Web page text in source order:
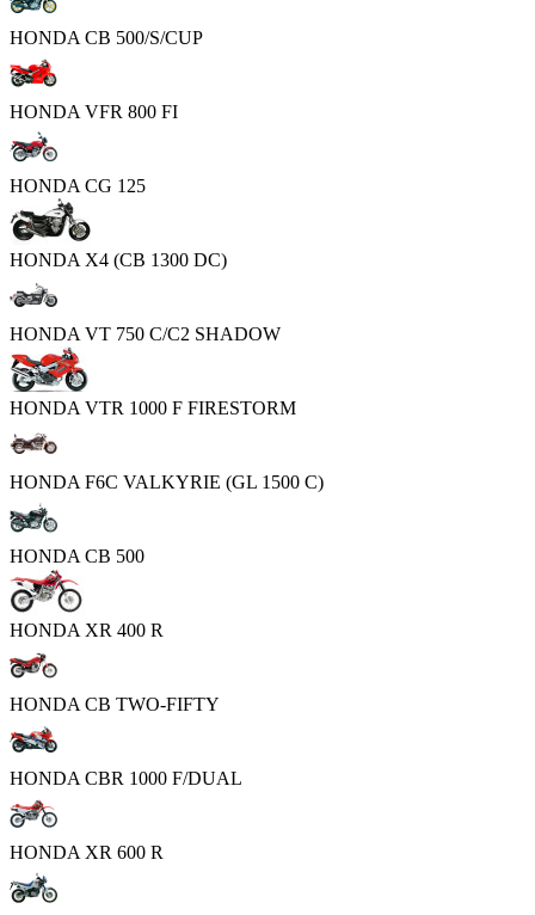
HONDA CB 500/S/CUP
HONDA VFR 800 FI
HONDA CG 125
HONDA X4 (CB 1300 DC)
HONDA VT 750 C/C2 SHADOW
HONDA VTR 1000 F FIRESTORM
HONDA F6C VALKYRIE (GL 1500 C)
HONDA CB 500
HONDA XR 400 R
HONDA CB TWO-FIFTY
HONDA CBR 1000 F/DUAL
HONDA XR 600 R